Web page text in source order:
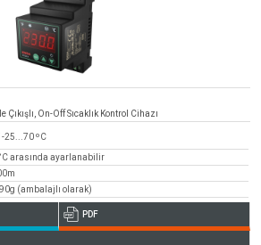
On-Off Sıcaklık Kontrol Cihazı
-25...70 ºC
arasında ayarlanabilir
(ambalajlı olarak)
PDF